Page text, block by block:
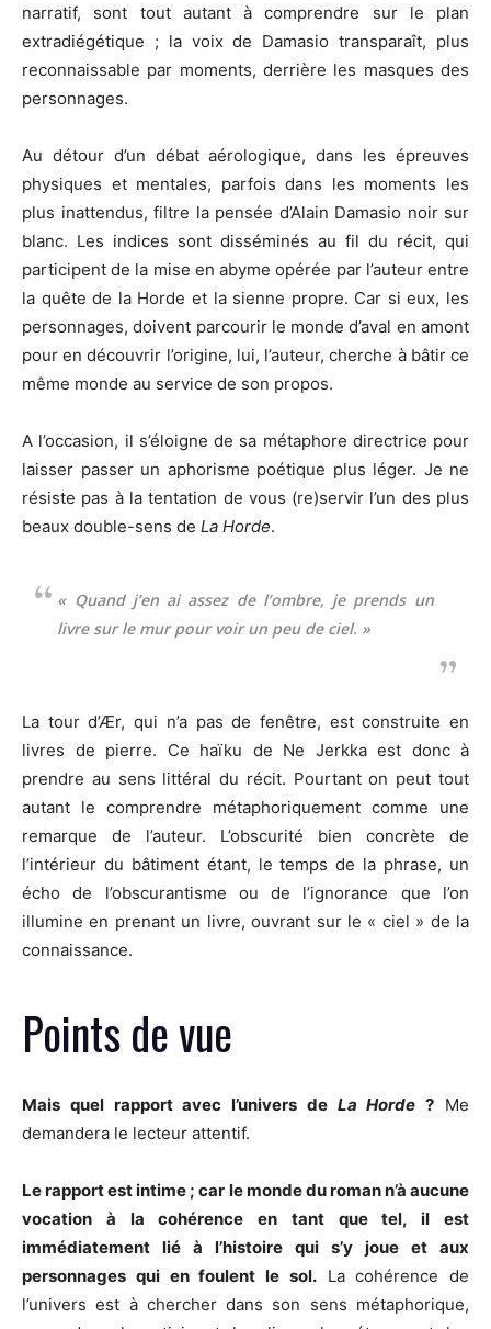
narratif, sont tout autant à comprendre sur le plan
extradiégétique ; la voix de Damasio transparaît, plus
reconnaissable par moments, derrière les masques des
personnages.
Au détour d’un débat aérologique, dans les épreuves
physiques et mentales, parfois dans les moments les
plus inattendus, filtre la pensée d’Alain Damasio noir sur
blanc. Les indices sont disséminés au fil du récit, qui
participent de la mise en abyme opérée par l’auteur entre
la quête de la Horde et la sienne propre. Car si eux, les
personnages, doivent parcourir le monde d’aval en amont
pour en découvrir l’origine, lui, l’auteur, cherche à bâtir ce
même monde au service de son propos.
A l’occasion, il s’éloigne de sa métaphore directrice pour
laisser passer un aphorisme poétique plus léger. Je ne
résiste pas à la tentation de vous (re)servir l’un des plus
beaux double-sens de La Horde.
« Quand j’en ai assez de l’ombre, je prends un
livre sur le mur pour voir un peu de ciel. »
La tour d’Ær, qui n’a pas de fenêtre, est construite en
livres de pierre. Ce haïku de Ne Jerkka est donc à
prendre au sens littéral du récit. Pourtant on peut tout
autant le comprendre métaphoriquement comme une
remarque de l’auteur. L’obscurité bien concrète de
l’intérieur du bâtiment étant, le temps de la phrase, un
écho de l’obscurantisme ou de l’ignorance que l’on
illumine en prenant un livre, ouvrant sur le « ciel » de la
connaissance.
Points de vue
Mais quel rapport avec l’univers de La Horde ? Me
demandera le lecteur attentif.
Le rapport est intime ; car le monde du roman n’à aucune
vocation à la cohérence en tant que tel, il est
immédiatement lié à l’histoire qui s’y joue et aux
personnages qui en foulent le sol.La cohérence de
l’univers est à chercher dans son sens métaphorique,